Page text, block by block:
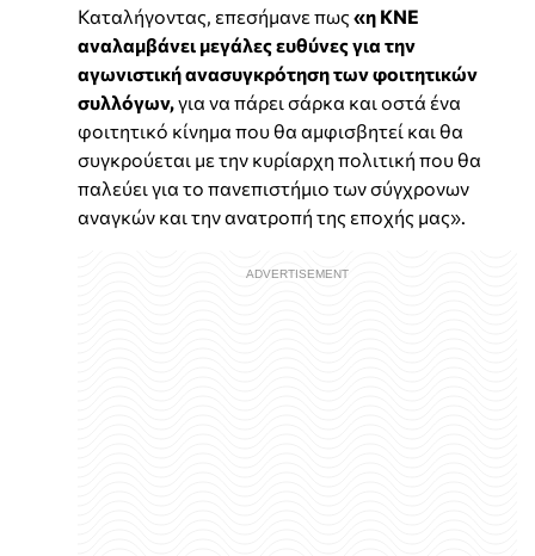
Καταλήγοντας, επεσήμανε πως «η ΚΝΕ
αναλαμβάνει μεγάλες ευθύνες για την
αγωνιστική ανασυγκρότηση των φοιτητικών
συλλόγων,για να πάρει σάρκα και οστά ένα
φοιτητικό κίνημα που θα αμφισβητεί και θα
συγκρούεται με την κυρίαρχη πολιτική που θα
παλεύει για το πανεπιστήμιο των σύγχρονων
αναγκών και την ανατροπή της εποχής μας».